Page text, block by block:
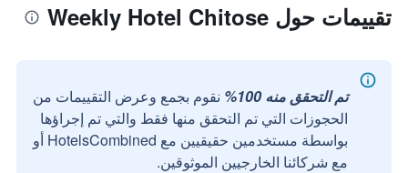
تقييمات حول Weekly Hotel Chitose
تم التحقق منه 100%
نقوم بجمع وعرض التقييمات من
الحجوزات التي تم التحقق منها فقط والتي تم إجراؤها
بواسطة مستخدمين حقيقيين مع HotelsCombined أو
مع شركائنا الخارجيين الموثوقين.